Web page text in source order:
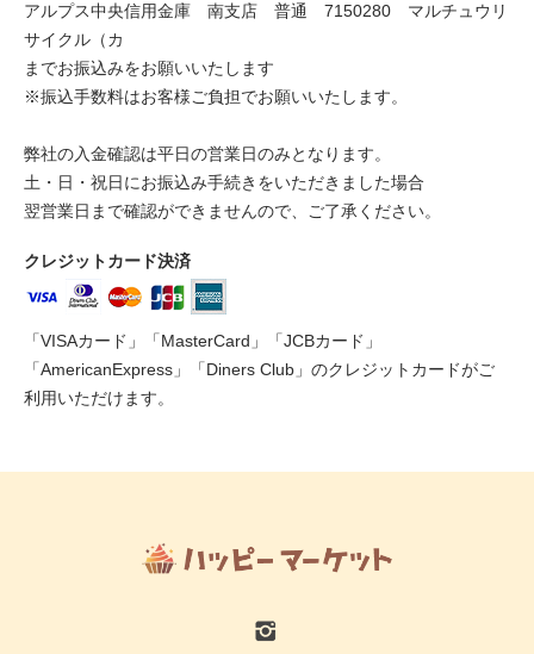
アルプス中央信用金庫 南支店 普通 7150280 マルチュウリ
サイクル（カ
までお振込みをお願いいたします
※振込手数料はお客様ご負担でお願いいたします。
弊社の入金確認は平日の営業日のみとなります。
土・日・祝日にお振込み手続きをいただきました場合
翌営業日まで確認ができませんので、ご了承ください。
クレジットカード決済
「VISAカード」「MasterCard」「JCBカード」
「AmericanExpress」「Diners Club」のクレジットカードがご
利用いただけます。